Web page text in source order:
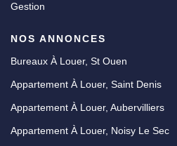
Gestion
NOS ANNONCES
Bureaux À Louer, St Ouen
Appartement À Louer, Saint Denis
Appartement À Louer, Aubervilliers
Appartement À Louer, Noisy Le Sec